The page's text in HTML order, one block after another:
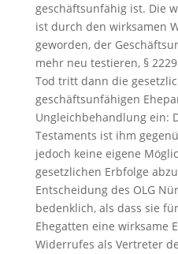
geschäftsunfähig ist. Die
ist durch den wirksamen
geworden, der
mehr neu testieren, §
Tod tritt dann die
geschäftsunfähigen
Ungleichbehandlung ein:
Testaments ist ihm
jedoch keine eigene
gesetzlichen Erbfolge
Entscheidung des OLG
bedenklich, als dass sie
Ehegatten eine wirksame
Widerrufes als Vertreter